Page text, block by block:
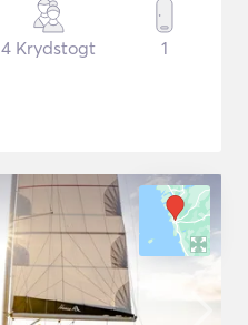
4 Krydstogt 1